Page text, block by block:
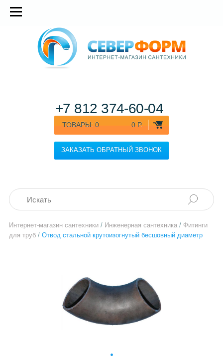
ТОВАРЫ: 0 0 Р.
ЗАКАЗАТЬ ОБРАТНЫЙ ЗВОНОК
+7 812 374-60-04
Интернет-магазин сантехники / Инженерная сантехника / Фитинги
для труб / Отвод стальной крутоизогнутый бесшовный диаметр
1